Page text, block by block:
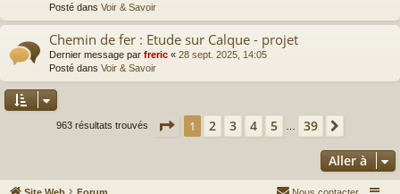
Posté dans Voir & Savoir
Chemin de fer : Etude sur Calque - projet
Dernier message par freric « 28 sept. 2025, 14:05
Posté dans Voir & Savoir
963 résultats trouvés Page 1 sur 39
1 2 3 4 5 39
Aller à